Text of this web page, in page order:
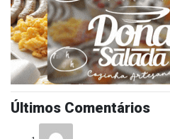
Últimos Comentários